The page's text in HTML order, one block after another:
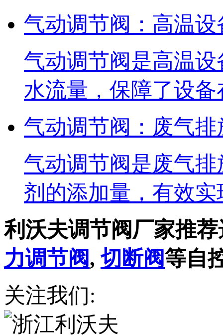
气动调节阀：高温
气动调节阀是高温
水流量，保障了设
气动调节阀：废气排
气动调节阀是废气
剂的添加量，有效
利沃夫调节阀厂家推
力调节阀,切断阀等自
关注我们: